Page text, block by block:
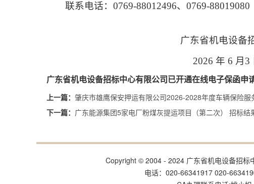
联系电话：0769-88012496、0769-88019080
广东省机电设备招标中心
2026 年 6 月 3
广东省机电设备招标中心有限公司已开通在线电子保函申
上一篇： 肇庆市雄鹰保安押运有限公司2026-2028年度车辆保险服
下一篇： 广东能源集团5家电厂粉煤灰提运项目（第二次） 招标结
Copyright © 2004 - 2024 广东省机电设备招标
电话：020-66341917 020-